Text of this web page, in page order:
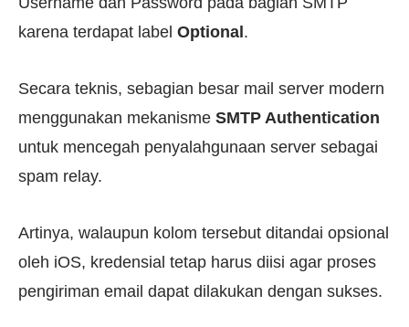
karena terdapat label Optional.
Secara teknis, sebagian besar mail server modern
menggunakan mekanisme SMTP Authentication
untuk mencegah penyalahgunaan server sebagai
spam relay.
Artinya, walaupun kolom tersebut ditandai opsional
oleh iOS, kredensial tetap harus diisi agar proses
pengiriman email dapat dilakukan dengan sukses.